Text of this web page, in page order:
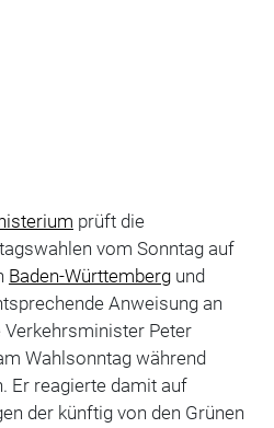
prüft die
vom Sonntag auf
Baden-Württembergund
Anweisung an
Peter
Wahlsonntag während
Er reagierte damit auf
der künftig von den Grünen